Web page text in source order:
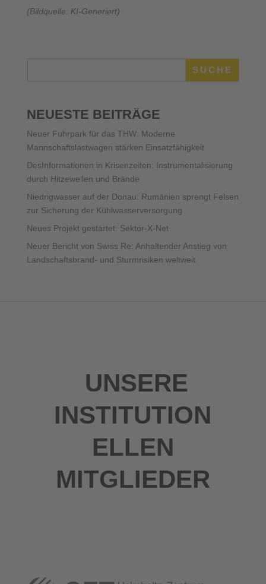
(Bildquelle: KI-Generiert)
SUCHE
NEUESTE BEITRÄGE
Neuer Fuhrpark für das THW: Moderne
Mannschaftslastwagen stärken Einsatzfähigkeit
DesInformationen in Krisenzeiten: Instrumentalisierung
durch Hitzewellen und Brände
Niedrigwasser auf der Donau: Rumänien sprengt Felsen
zur Sicherung der Kühlwasserversorgung
Neues Projekt gestartet: Sektor-X-Net
Neuer Bericht von Swiss Re: Anhaltender Anstieg von
Landschaftsbrand- und Sturmrisiken weltweit
UNSERE
INSTITUTION
ELLEN
MITGLIEDER